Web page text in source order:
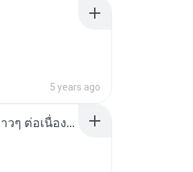
5 years ago
รวมเพลงฮิตยุค 90 - 2000 ฟังยาวๆ ต่อเนื่อง 24 เพลง _ ใจนักเลง _ แพ้ใจ _ เล่าสู่กันฟัง - YouTube.html